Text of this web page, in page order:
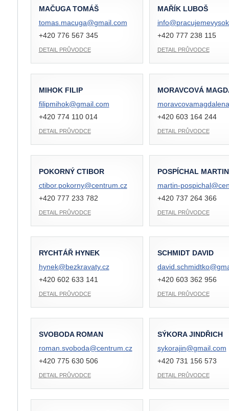
MAČUGA TOMÁŠ
tomas.macuga@gmail.com
+420 776 567 345
DETAIL PRŮVODCE
MAŘÍK LUBOŠ
info@
+420 777 238 115
DETAIL PRŮVODCE
MIHOK FILIP
filipmihok@gmail.com
+420 774 110 014
DETAIL PRŮVODCE
MORAVCOVÁ
+420 603 164 244
DETAIL PRŮVODCE
POKORNÝ CTIBOR
ctibor.pokorny@centrum.cz
+420 777 233 782
DETAIL PRŮVODCE
POSPÍCHAL MARTIN
martin-pospichal@
+420 737 264 366
DETAIL PRŮVODCE
RYCHTÁŘ HYNEK
hynek@bezkravaty.cz
+420 602 633 141
DETAIL PRŮVODCE
SCHMIDT DAVID
david.schmidtko@
+420 603 362 956
DETAIL PRŮVODCE
SVOBODA ROMAN
roman.svoboda@centrum.cz
+420 775 630 506
DETAIL PRŮVODCE
SÝKORA JINDŘICH
sykorajin@gmail.com
+420 731 156 573
DETAIL PRŮVODCE